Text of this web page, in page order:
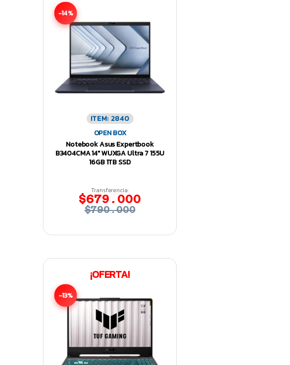
-14%
ITEM: 2840
OPEN BOX
Notebook Asus Expertbook
B3404CMA 14″ WUXGA Ultra 7 155U
16GB 1TB SSD
Transferencia:
$679.000
$790.000
¡OFERTA!
-13%